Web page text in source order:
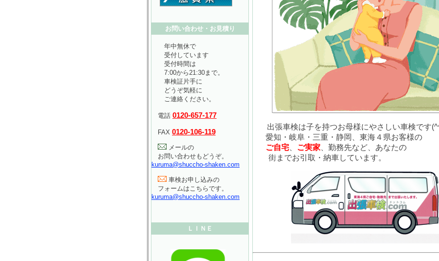
出張車検は子を持つお母様にやさしい車検です
愛知・岐阜・三重・静岡、東海４県お客様の
ご自宅
ご実家 、勤務先など、あなたの
街までお引取・納車しています。
お問い合わせ・お見積り
年中無休で
受付しています
受付時間は
7:00から21:30まで。
車検証片手に
どうぞ気軽に
ご連絡ください。
電話 0120-657-177
FAX 0120-106-119
メールの
お問い合わせもどうぞ。
kuruma@shuccho-shaken.com
車検お申し込みの
フォームはこちらです。
kuruma@shuccho-shaken.com
ＬＩＮＥ